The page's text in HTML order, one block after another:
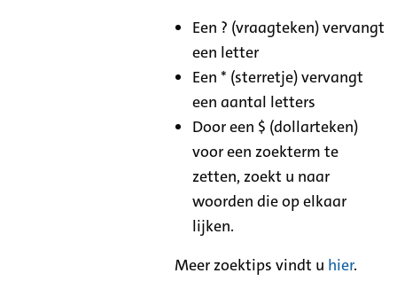
Een ? (vraagteken) vervangt
een letter
Een * (sterretje) vervangt
een aantal letters
Door een $ (dollarteken)
voor een zoekterm te
zetten, zoekt u naar
woorden die op elkaar
lijken.
Meer zoektips vindt u hier.